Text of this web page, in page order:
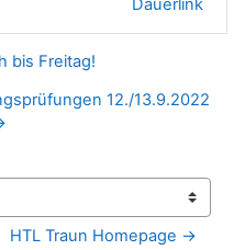
Dauerlink
bis Freitag!
12./13.9.2022
HTL Traun Homepage →